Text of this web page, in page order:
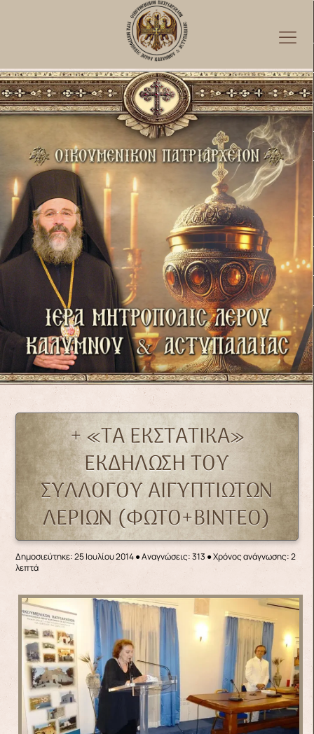
+ «ΤΑ ΕΚΣΤΑΤΙΚΑ»
ΕΚΔΗΛΩΣΗ ΤΟΥ
ΣΥΛΛΟΓΟΥ ΑΙΓΥΠΤΙΩΤΩΝ
ΛΕΡΙΩΝ (ΦΩΤΟ+ΒΙΝΤΕΟ)
Δημοσιεύτηκε: 25 Ιουλίου 2014●Αναγνώσεις: 313 ● Χρόνος ανάγνωσης: 2
λεπτά